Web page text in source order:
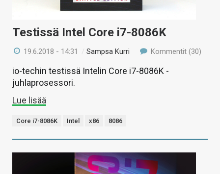
Testissä Intel Core i7-8086K
19.6.2018 - 14:31 /Sampsa Kurri Kommentit (30)
io-techin testissä Intelin Core i7-8086K -
juhlaprosessori.
Lue lisää
Core i7-8086K Intel x86 8086